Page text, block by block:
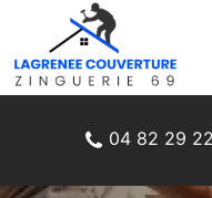
04 82 29